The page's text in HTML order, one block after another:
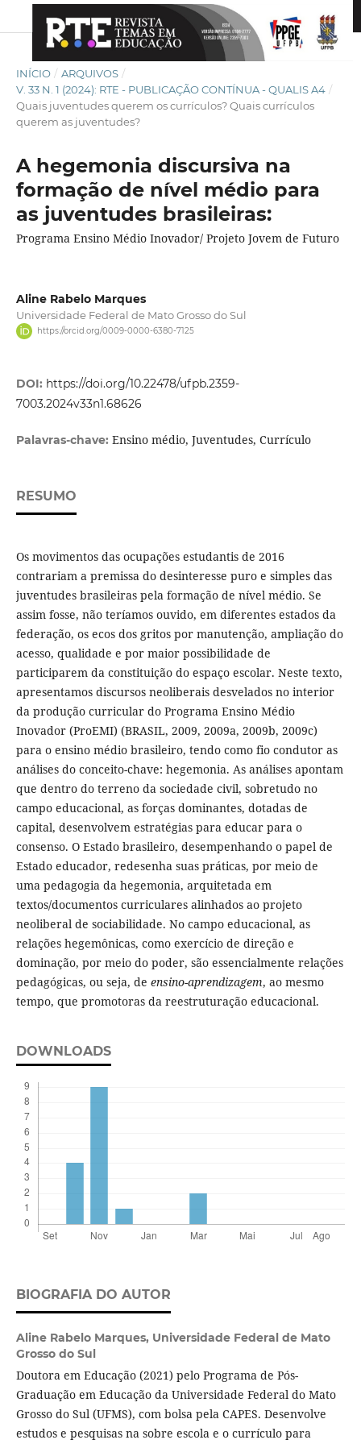
INÍCIO / ARQUIVOS /
V. 33 N. 1 (2024): RTE - PUBLICAÇÃO CONTÍNUA - QUALIS A4 /
Quais juventudes querem os currículos? Quais currículos
querem as juventudes?
A hegemonia discursiva na
formação de nível médio para
as juventudes brasileiras:
Programa Ensino Médio Inovador/ Projeto Jovem de Futuro
Aline Rabelo Marques
Universidade Federal de Mato Grosso do Sul
https://orcid.org/0009-0000-6380-7125
DOI: https://doi.org/10.22478/ufpb.2359-
7003.2024v33n1.68626
Palavras-chave: Ensino médio, Juventudes, Currículo
RESUMO
Os movimentos das ocupações estudantis de 2016
contrariam a premissa do desinteresse puro e simples das
juventudes brasileiras pela formação de nível médio. Se
assim fosse, não teríamos ouvido, em diferentes estados da
federação, os ecos dos gritos por manutenção, ampliação do
acesso, qualidade e por maior possibilidade de
participarem da constituição do espaço escolar. Neste texto,
apresentamos discursos neoliberais desvelados no interior
da produção curricular do Programa Ensino Médio
Inovador (ProEMI) (BRASIL, 2009, 2009a, 2009b, 2009c)
para o ensino médio brasileiro, tendo como fio condutor as
análises do conceito-chave: hegemonia. As análises apontam
que dentro do terreno da sociedade civil, sobretudo no
campo educacional, as forças dominantes, dotadas de
capital, desenvolvem estratégias para educar para o
consenso. O Estado brasileiro, desempenhando o papel de
Estado educador, redesenha suas práticas, por meio de
uma pedagogia da hegemonia, arquitetada em
textos/documentos curriculares alinhados ao projeto
neoliberal de sociabilidade. No campo educacional, as
relações hegemônicas, como exercício de direção e
dominação, por meio do poder, são essencialmente relações
pedagógicas, ou seja, de ensino-aprendizagem, ao mesmo
tempo, que promotoras da reestruturação educacional.
DOWNLOADS
BIOGRAFIA DO AUTOR
Aline Rabelo Marques, Universidade Federal de Mato
Grosso do Sul
Doutora em Educação (2021) pelo Programa de Pós-
Graduação em Educação da Universidade Federal do Mato
Grosso do Sul (UFMS), com bolsa pela CAPES. Desenvolve
estudos e pesquisas na sobre escola e o currículo para